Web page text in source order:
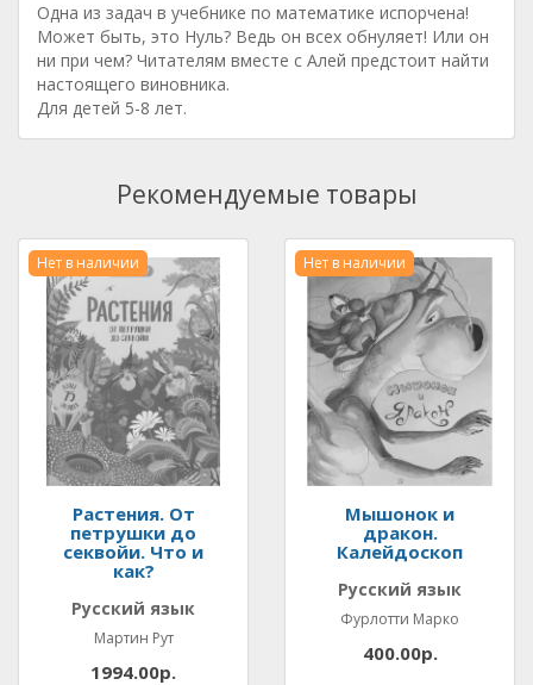
Одна из задач в учебнике по математике испорчена!
Может быть, это Нуль? Ведь он всех обнуляет! Или он
ни при чем? Читателям вместе с Алей предстоит найти
настоящего виновника.
Для детей 5-8 лет.
Рекомендуемые товары
Нет в наличии
Растения. От
петрушки до
секвойи. Что и
как?
Русский язык
Мартин Рут
1994.00р.
Нет в наличии
Мышонок и
дракон.
Калейдоскоп
Русский язык
Фурлотти Марко
400.00р.